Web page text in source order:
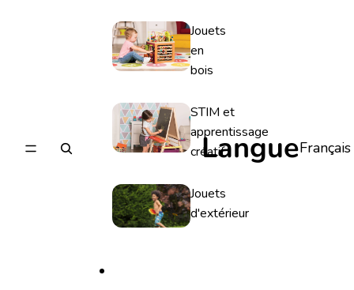
Jouets
en
bois
STIM et
apprentissage
créatif
Jouets
d'extérieur
Langue